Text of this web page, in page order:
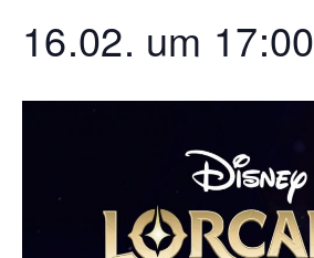
16.02. um 17:00